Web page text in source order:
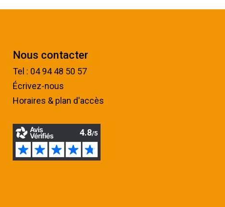
Nous contacter
Tel : 04 94 48 50 57
Écrivez-nous
Horaires & plan d'accès